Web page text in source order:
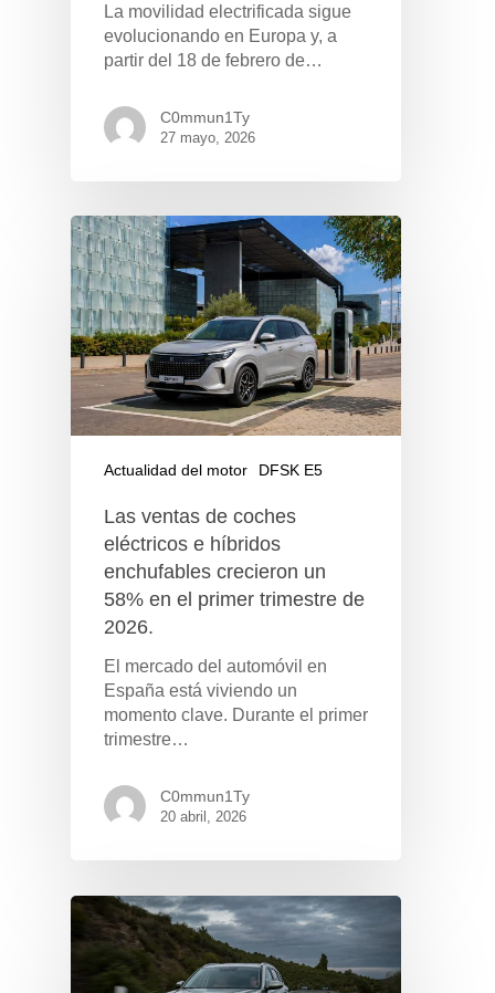
Pulse Enter para buscar o ESC para cerrar
La movilidad electrificada sigue
evolucionando en Europa y, a
partir del 18 de febrero de…
C0mmun1Ty
27 mayo, 2026
Actualidad del motor DFSK E5
Las ventas de coches
eléctricos e híbridos
enchufables crecieron un
58% en el primer trimestre de
2026.
El mercado del automóvil en
España está viviendo un
momento clave. Durante el primer
trimestre…
C0mmun1Ty
20 abril, 2026